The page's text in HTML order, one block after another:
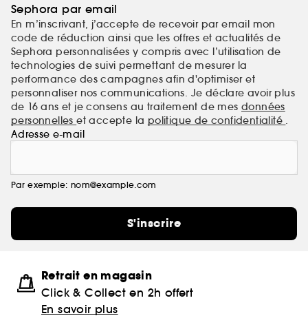
Sephora par email
En m’inscrivant, j’accepte de recevoir par email mon
code de réduction ainsi que les offres et actualités de
Sephora personnalisées y compris avec l’utilisation de
technologies de suivi permettant de mesurer la
performance des campagnes afin d'optimiser et
personnaliser nos communications. Je déclare avoir plus
de 16 ans et je consens au traitement de mes données
personnelleset accepte la politique de confidentialité .
Adresse e-mail
Par exemple: nom@example.com
S'inscrire
Retrait en magasin
Click & Collect en 2h offert
En savoir plus